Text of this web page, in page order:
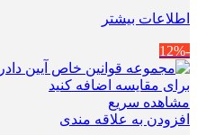
اطلاعات بیشتر
-12%
برای مقایسه اضافه کنید
مشاهده سریع
افزودن به علاقه مندی